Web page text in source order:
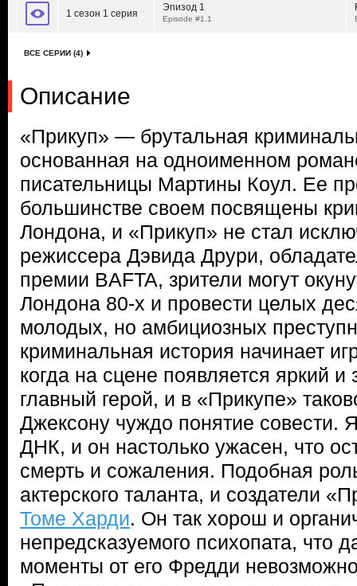
1 сезон 1 серия
Эпизод 1
Episode #1.1
ВСЕ СЕРИИ (4)
Описание
«Прикуп» — брутальная
основанная на одноименном
писательницы Мартины Коул. Ее
большинстве своем посвящены
Лондона, и «Прикуп» не стал
режиссера Дэвида Друри,
премии BAFTA, зрители могут
Лондона 80-х и провести целых
молодых, но амбициозных
криминальная история начинает
когда на сцене появляется яркий
главный герой, и в «Прикупе»
Джексону чуждо понятие совести.
ДНК, и он настолько ужасен, что
смерть и сожаления. Подобная
актерского таланта, и создатели
Томе Харди. Он так хорош и
непредсказуемого психопата, что
моменты от его Фредди невозможно